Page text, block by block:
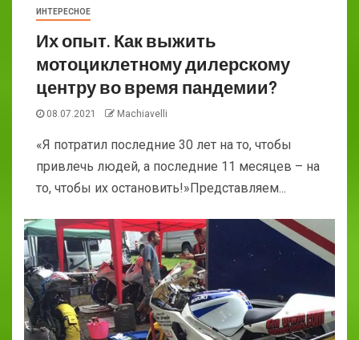
ИНТЕРЕСНОЕ
Их опыт. Как выжить
мотоциклетному дилерскому
центру во время пандемии?
08.07.2021 Machiavelli
«Я потратил последние 30 лет на то, чтобы
привлечь людей, а последние 11 месяцев – на
то, чтобы их остановить!»Представляем...